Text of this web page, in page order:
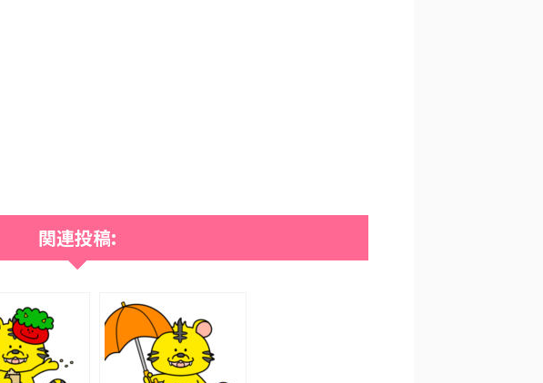
関連投稿: